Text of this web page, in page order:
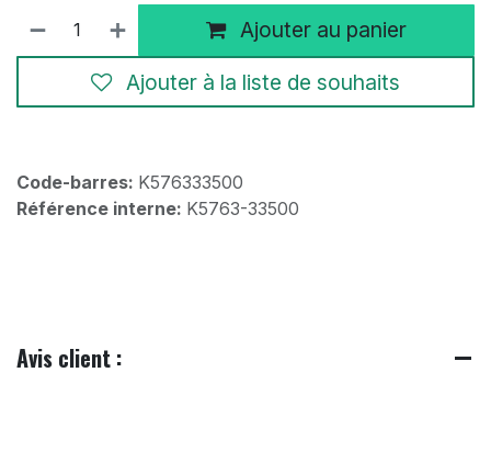
Ajouter au panier
Ajouter à la liste de souhaits
Code-barres: K576333500
Référence interne: K5763-33500
Avis client :